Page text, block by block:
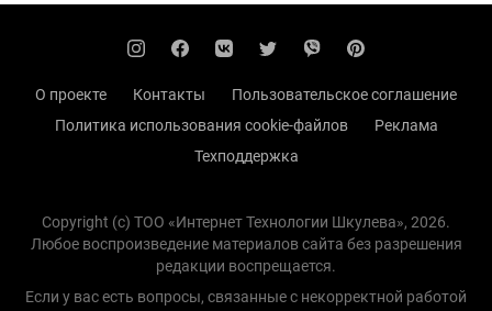
О проекте Контакты
Пользовательское соглашение
Политика использования cookie-файлов
Реклама
Техподдержка
Copyright (с) TOO «Интернет Технологии Шкулева», 2026.
Любое воспроизведение материалов сайта без разрешения
редакции воспрещается.
Если у вас есть вопросы, связанные с некорректной работой